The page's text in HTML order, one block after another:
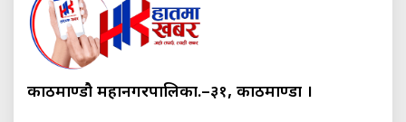
काठमाण्डौ महानगरपालिका.–३१, काठमाण्डौं ।